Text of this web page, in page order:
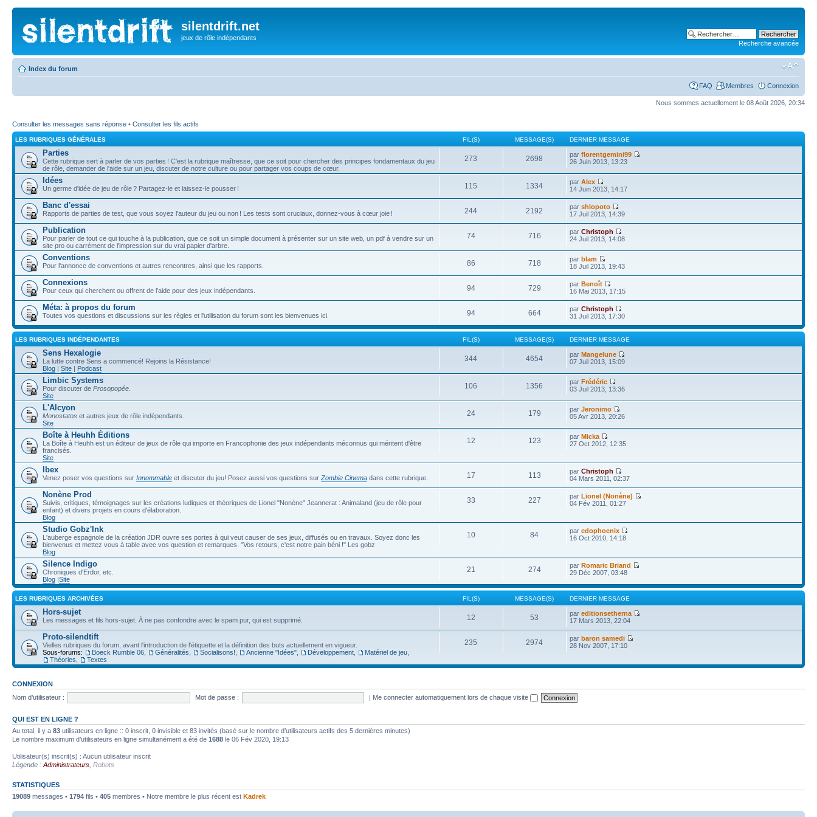
silentdrift.net
jeux de rôle indépendants
Recherche avancée
Index du forum
FAQ Membres Connexion
Nous sommes actuellement le 08 Août 2026, 20:34
Consulter les messages sans réponse • Consulter les fils actifs
LES RUBRIQUES GÉNÉRALES FIL(S) MESSAGE(S) DERNIER MESSAGE
Parties
Cette rubrique sert à parler de vos parties ! C'est la rubrique maîtresse, que ce soit pour chercher des principes fondamentaux du jeu
de rôle, demander de l'aide sur un jeu, discuter de notre culture ou pour partager vos coups de cœur.
273 2698 parflorentgemini99
26 Juin 2013, 13:23
Idées
Un germe d'idée de jeu de rôle ? Partagez-le et laissez-le pousser ! 115 1334 parAlex
14 Juin 2013, 14:17
Banc d'essai
Rapports de parties de test, que vous soyez l'auteur du jeu ou non ! Les tests sont cruciaux, donnez-vous à cœur joie ! 244 2192 parshlopoto
17 Juil 2013, 14:39
Publication
Pour parler de tout ce qui touche à la publication, que ce soit un simple document à présenter sur un site web, un pdf à vendre sur un
site pro ou carrément de l'impression sur du vrai papier d'arbre.
74 716 parChristoph
24 Juil 2013, 14:08
Conventions
Pour l'annonce de conventions et autres rencontres, ainsi que les rapports. 86 718 parblam
18 Juil 2013, 19:43
Connexions
Pour ceux qui cherchent ou offrent de l'aide pour des jeux indépendants. 94 729 parBenoît
16 Mai 2013, 17:15
Méta: à propos du forum
Toutes vos questions et discussions sur les règles et l'utilisation du forum sont les bienvenues ici. 94 664 parChristoph
31 Juil 2013, 17:30
LES RUBRIQUES INDÉPENDANTES FIL(S) MESSAGE(S) DERNIER MESSAGE
Sens Hexalogie
La lutte contre Sens a commencé! Rejoins la Résistance!
Blog | Site | Podcast
344 4654 parMangelune
07 Juil 2013, 15:09
Limbic Systems
Pour discuter de Prosopopée
Site
106 1356 parFrédéric
03 Juil 2013, 13:36
L'Alcyon
Monostatos et autres jeux de rôle indépendants.
Site
24 179 parJeronimo
05 Avr 2013, 20:26
Boîte à Heuhh Éditions
La Boîte à Heuhh est un éditeur de jeux de rôle qui importe en Francophonie des jeux indépendants méconnus qui méritent d'être
francisés.
Site
12 123 parMicka
27 Oct 2012, 12:35
Ibex
Venez poser vos questions sur Innommable et discuter du jeu! Posez aussi vos questions sur Zombie Cinema dans cette rubrique. 17 113 parChristoph
04 Mars 2011, 02:37
Nonène Prod
Suivis, critiques, témoignages sur les créations ludiques et théoriques de Lionel "Nonène" Jeannerat : Animaland (jeu de rôle pour
enfant) et divers projets en cours d'élaboration.
Blog
33 227 parLionel (Nonène)
04 Fév 2011, 01:27
Studio Gobz'Ink
L'auberge espagnole de la création JDR ouvre ses portes à qui veut causer de ses jeux, diffusés ou en travaux. Soyez donc les
bienvenus et mettez vous à table avec vos question et remarques. "Vos retours, c'est notre pain béni !" Les gobz
Blog
10 84 paredophoenix
16 Oct 2010, 14:18
Silence Indigo
Chroniques d'Erdor, etc.
Blog |Site
21 274 parRomaric Briand
29 Déc 2007, 03:48
LES RUBRIQUES ARCHIVÉES FIL(S) MESSAGE(S) DERNIER MESSAGE
Hors-sujet
Les messages et fils hors-sujet. À ne pas confondre avec le spam pur, qui est supprimé. 12 53 pareditionsetherna
17 Mars 2013, 22:04
Proto-silendtift
Vielles rubriques du forum, avant l'introduction de l'étiquette et la définition des buts actuellement en vigueur.
Sous-forums:
Boeck Rumble 06 Généralités Socialisons! Ancienne "Idées" Développement Matériel de jeu
Théories
Textes
235 2974 parbaron samedi
28 Nov 2007, 17:10
CONNEXION
Nom d’utilisateur :
Mot de passe : | Me connecter automatiquement lors de chaque visite
QUI EST EN LIGNE ?
Au total, il y a 83 utilisateurs en ligne :: 0 inscrit, 0 invisible et 83 invités (basé sur le nombre d’utilisateurs actifs des 5 dernières minutes)
Le nombre maximum d’utilisateurs en ligne simultanément a été de 1688 le 06 Fév 2020, 19:13
Utilisateur(s) inscrit(s) : Aucun utilisateur inscrit
Légende : Administrateurs Robots
STATISTIQUES
19089 messages • 1794 fils • 405 membres • Notre membre le plus récent est Kadrek